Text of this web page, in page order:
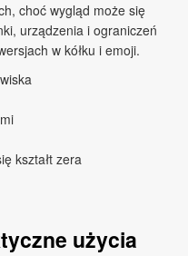
choć wygląd może się
urządzenia i ograniczeń
w kółku i emoji.
kształt zera
użycia